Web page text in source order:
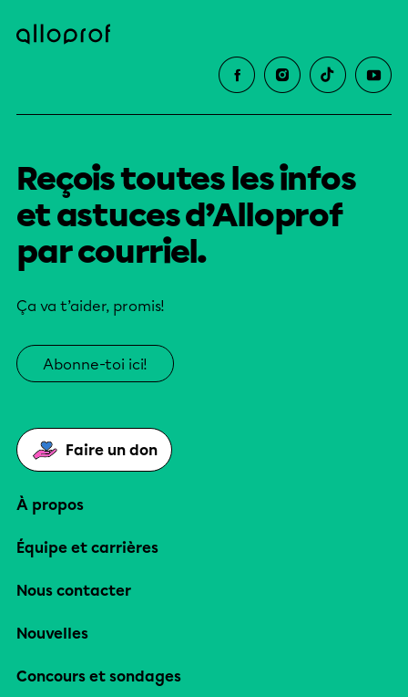
Reçois toutes les infos
et astuces d’Alloprof
par courriel.
Ça va t’aider, promis!
Abonne-toi ici!
Faire un don
À propos
Équipe et carrières
Nous contacter
Nouvelles
Concours et sondages